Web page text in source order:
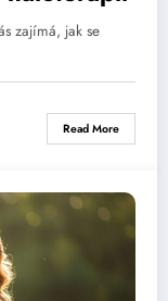
zajímá, jak se
Read More